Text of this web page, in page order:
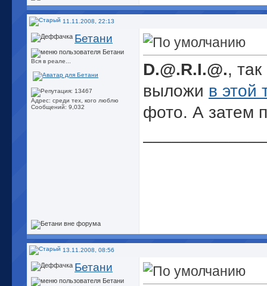
11.11.2008, 22:13
Бетани
Вся в реале...
Адрес: среди тех, кого люблю
Сообщений: 9,032
D.@.R.I.@.,
выложи в этой
фото. А затем
13.11.2008, 08:56
Бетани